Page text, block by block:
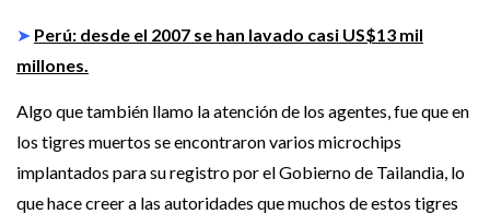
➤ Perú: desde el 2007 se han lavado casi US$13 mil
millones.
Algo que también llamo la atención de los agentes, fue que en
los tigres muertos se encontraron varios microchips
implantados para su registro por el Gobierno de Tailandia, lo
que hace creer a las autoridades que muchos de estos tigres